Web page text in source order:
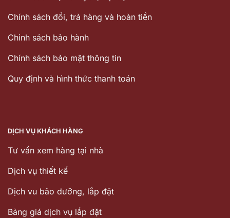
Chính sách đổi, trả hàng và hoàn tiền
Chinh sách bảo hành
Chính sách bảo mật thông tin
Quy định và hình thức thanh toán
DỊCH VỤ KHÁCH HÀNG
Tư vấn xem hàng tại nhà
Dịch vụ thiết kế
Dịch vu bảo dưỡng, lắp đặt
Bảng giá dịch vụ lắp đặt